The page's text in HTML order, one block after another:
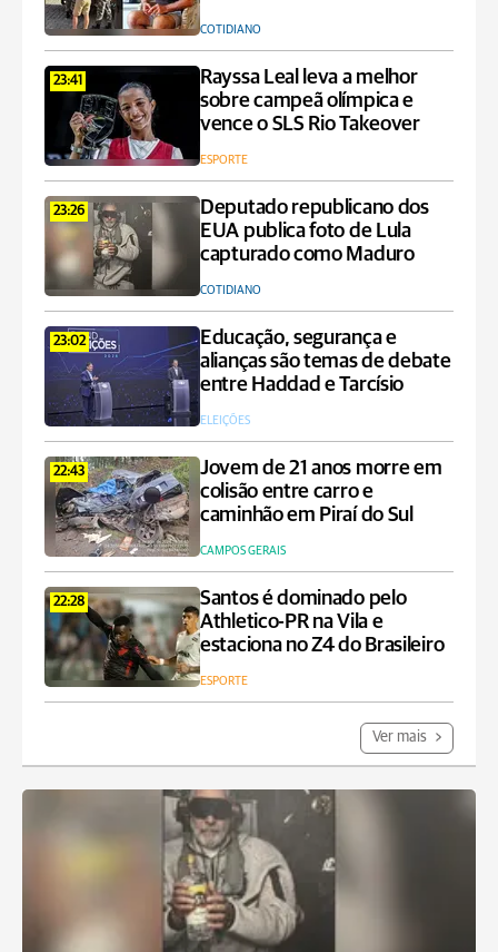
COTIDIANO
23:41
Rayssa Leal leva a melhor
sobre campeã olímpica e
vence o SLS Rio Takeover
ESPORTE
23:26
Deputado republicano dos
EUA publica foto de Lula
capturado como Maduro
COTIDIANO
23:02
Educação, segurança e
alianças são temas de debate
entre Haddad e Tarcísio
ELEIÇÕES
22:43
Jovem de 21 anos morre em
colisão entre carro e
caminhão em Piraí do Sul
CAMPOS GERAIS
22:28
Santos é dominado pelo
Athletico-PR na Vila e
estaciona no Z4 do Brasileiro
ESPORTE
Ver mais